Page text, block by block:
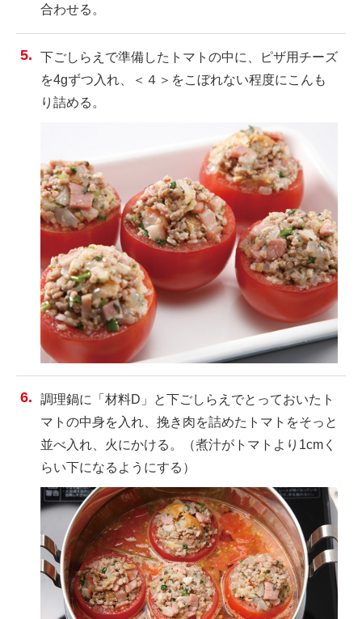
合わせる。
下ごしらえで準備したトマトの中に、ピザ用チーズ
を4gずつ入れ、＜４＞をこぼれない程度にこんも
り詰める。
調理鍋に「材料D」と下ごしらえでとっておいたト
マトの中身を入れ、挽き肉を詰めたトマトをそっと
並べ入れ、火にかける。（煮汁がトマトより1cmく
らい下になるようにする）